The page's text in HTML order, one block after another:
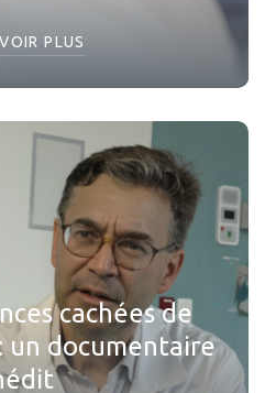
PLUS
cachées de
un documentaire